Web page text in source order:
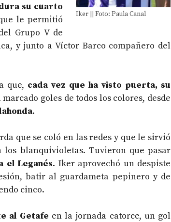
Iker || Foto: Paula Canal
su cuarto
le permitió
Grupo V de
y junto a Víctor Barco compañero del
que, cada vez que ha visto puerta, su
marcado goles de todos los colores, desde
.
que se coló en las redes y que le sirvió
blanquivioletas. Tuvieron que pasar
el Leganés. Iker aprovechó un despiste
batir al guardameta pepinero y de
cinco.
al Getafe en la jornada catorce, un gol